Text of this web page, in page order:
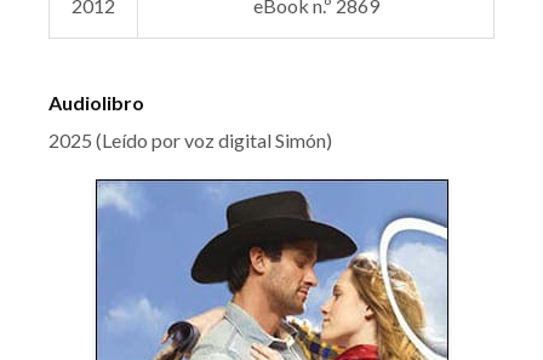
2012 eBook n.º 2869
Audiolibro
2025 (Leído por voz digital Simón)